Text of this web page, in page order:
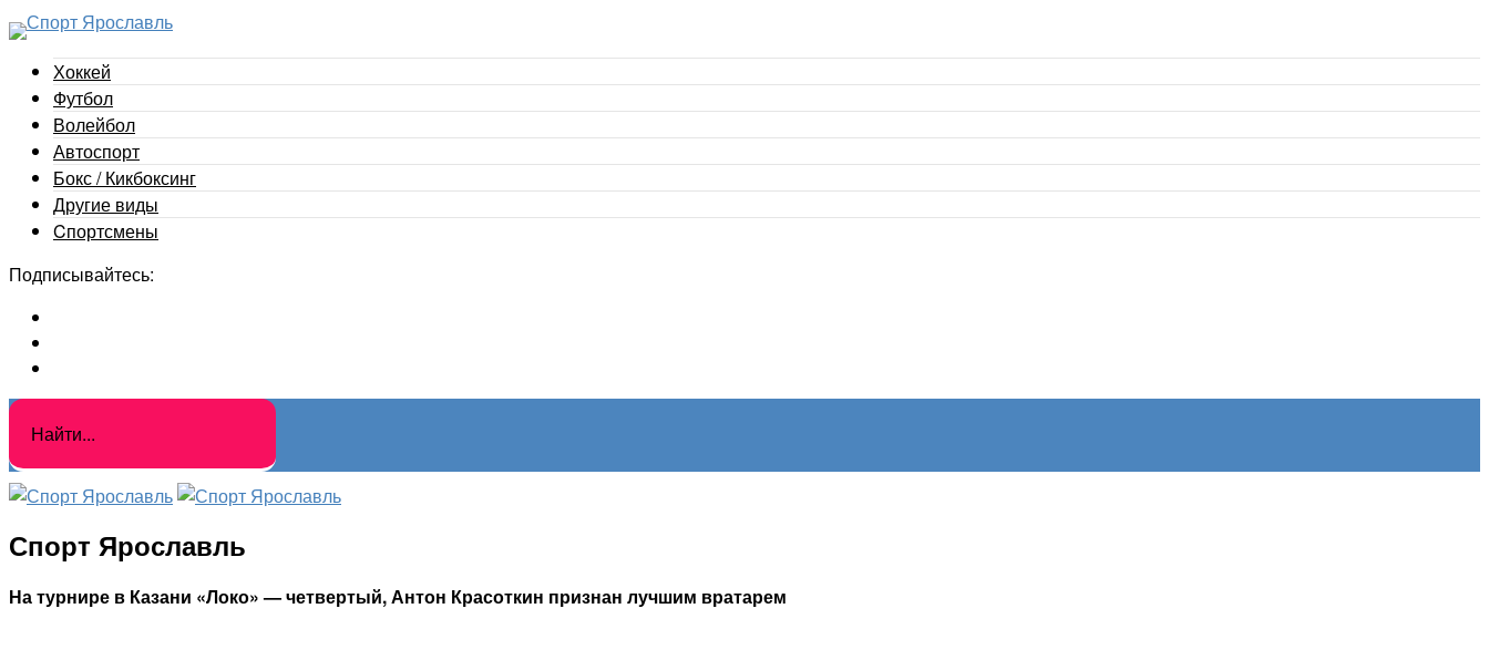
Хоккей
Футбол
Волейбол
Автоспорт
Бокс / Кикбоксинг
Другие виды
Cпортсмены
Подписывайтесь:
Спорт Ярославль
На турнире в Казани «Локо» — четвертый, Антон Красоткин признан лучшим вратарем